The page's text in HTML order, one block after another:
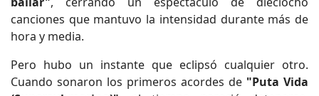
canciones que mantuvo la intensidad durante más de
hora y media.
Pero hubo un instante que eclipsó cualquier otro.
Cuando sonaron los primeros acordes de "Puta Vida